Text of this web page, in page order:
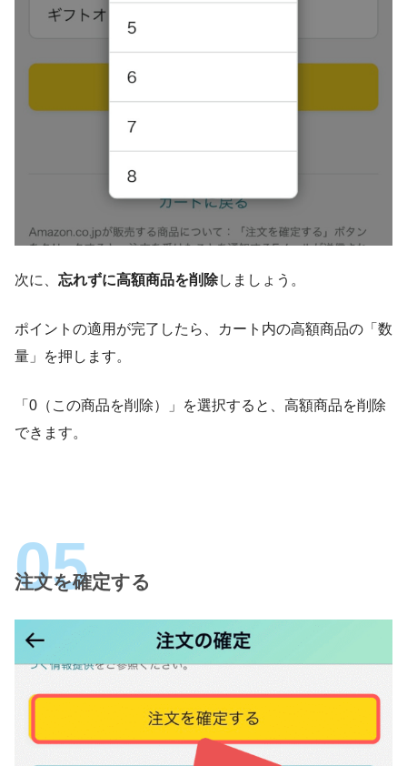
次に、 忘れずに高額商品を削除しましょう。
ポイントの適用が完了したら、カート内の高額商品の「数
量」を押します。
「0（この商品を削除）」を選択すると、高額商品を削除
できます。
注文を確定する